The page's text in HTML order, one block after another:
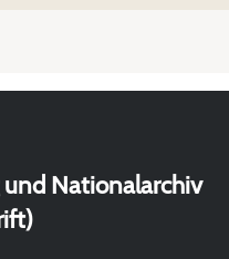
Nationalarchiv